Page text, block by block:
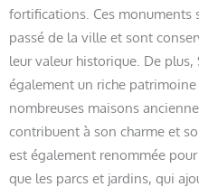
fortifications. Ces monuments
passé de la ville et sont
leur valeur historique. De
également un riche
nombreuses maisons
contribuent à son charme et
est également renommée
que les parcs et jardins, qui